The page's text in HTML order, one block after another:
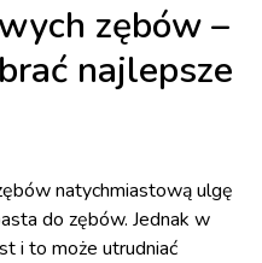
zębów –
najlepsze
natychmiastową ulgę
do zębów. Jednak w
i to może utrudniać